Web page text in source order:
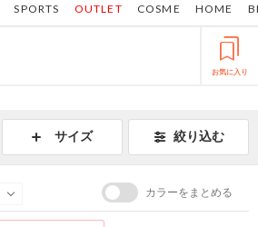
SPORTS COSME HOME
OUTLET
お気に入り
サイズ 絞り込む
カラーをまとめる